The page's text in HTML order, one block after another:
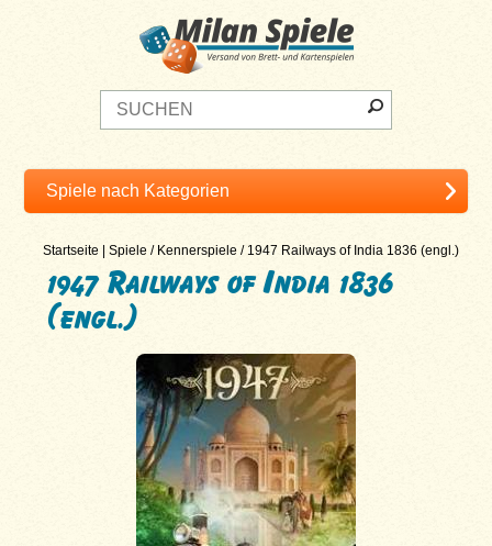
Startseite |Spiele / Kennerspiele /1947 Railways of India 1836 (engl.)
1947 Railways of India 1836
(engl.)